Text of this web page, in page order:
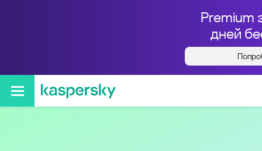
Premium
дней
Кто звонил с номера
+79945075389